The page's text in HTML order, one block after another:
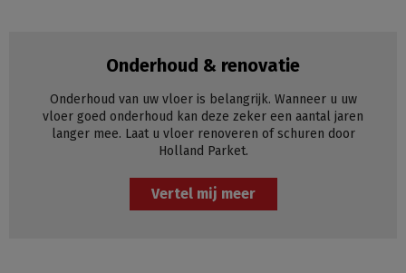
Onderhoud & renovatie
Onderhoud van uw vloer is belangrijk. Wanneer u uw
vloer goed onderhoud kan deze zeker een aantal jaren
langer mee. Laat u vloer renoveren of schuren door
Holland Parket.
Vertel mij meer